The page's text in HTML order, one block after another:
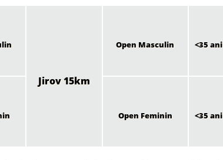
Jirov 15km
Open Masculin <35 ani
Open Feminin <35 ani